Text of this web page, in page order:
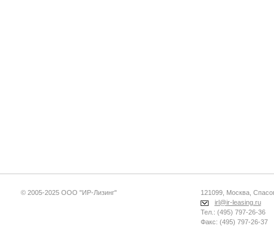
© 2005-2025 ООО "ИР-Лизинг"
121099, Москва,
irl@ir-leasing.ru
Тел.: (495) 797-26-36
Факс: (495) 797-26-37